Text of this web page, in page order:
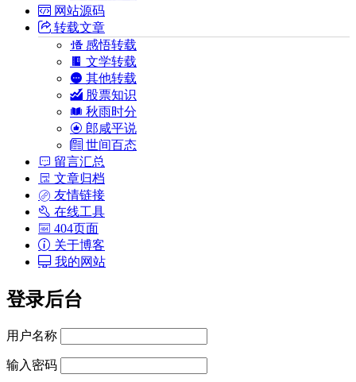
网站源码
转载文章
感悟转载
文学转载
其他转载
股票知识
秋雨时分
郎咸平说
世间百态
留言汇总
文章归档
友情链接
在线工具
404页面
关于博客
我的网站
登录后台
用户名称
输入密码